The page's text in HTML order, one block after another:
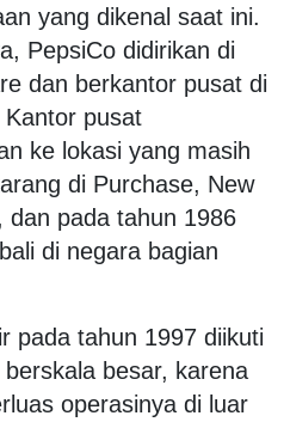
yang dikenal saat ini.
PepsiCo didirikan di
dan berkantor pusat di
pusat
ke lokasi yang masih
di Purchase, New
dan pada tahun 1986
di negara bagian
pada tahun 1997 diikuti
besar, karena
operasinya di luar